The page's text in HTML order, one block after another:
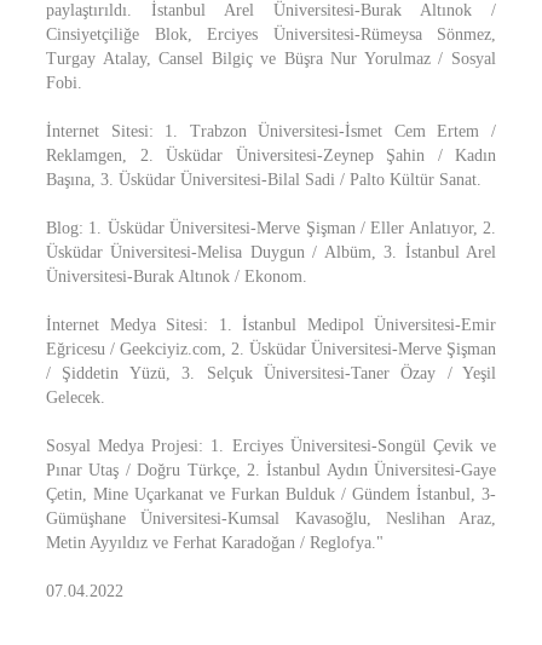
paylaştırıldı. İstanbul Arel Üniversitesi-Burak Altınok /
Cinsiyetçiliğe Blok, Erciyes Üniversitesi-Rümeysa Sönmez,
Turgay Atalay, Cansel Bilgiç ve Büşra Nur Yorulmaz / Sosyal
Fobi.
İnternet Sitesi: 1. Trabzon Üniversitesi-İsmet Cem Ertem /
Reklamgen, 2. Üsküdar Üniversitesi-Zeynep Şahin / Kadın
Başına, 3. Üsküdar Üniversitesi-Bilal Sadi / Palto Kültür Sanat.
Blog: 1. Üsküdar Üniversitesi-Merve Şişman / Eller Anlatıyor, 2.
Üsküdar Üniversitesi-Melisa Duygun / Albüm, 3. İstanbul Arel
Üniversitesi-Burak Altınok / Ekonom.
İnternet Medya Sitesi: 1. İstanbul Medipol Üniversitesi-Emir
Eğricesu / Geekciyiz.com, 2. Üsküdar Üniversitesi-Merve Şişman
/ Şiddetin Yüzü, 3. Selçuk Üniversitesi-Taner Özay / Yeşil
Gelecek.
Sosyal Medya Projesi: 1. Erciyes Üniversitesi-Songül Çevik ve
Pınar Utaş / Doğru Türkçe, 2. İstanbul Aydın Üniversitesi-Gaye
Çetin, Mine Uçarkanat ve Furkan Bulduk / Gündem İstanbul, 3-
Gümüşhane Üniversitesi-Kumsal Kavasoğlu, Neslihan Araz,
Metin Ayyıldız ve Ferhat Karadoğan / Reglofya."
07.04.2022